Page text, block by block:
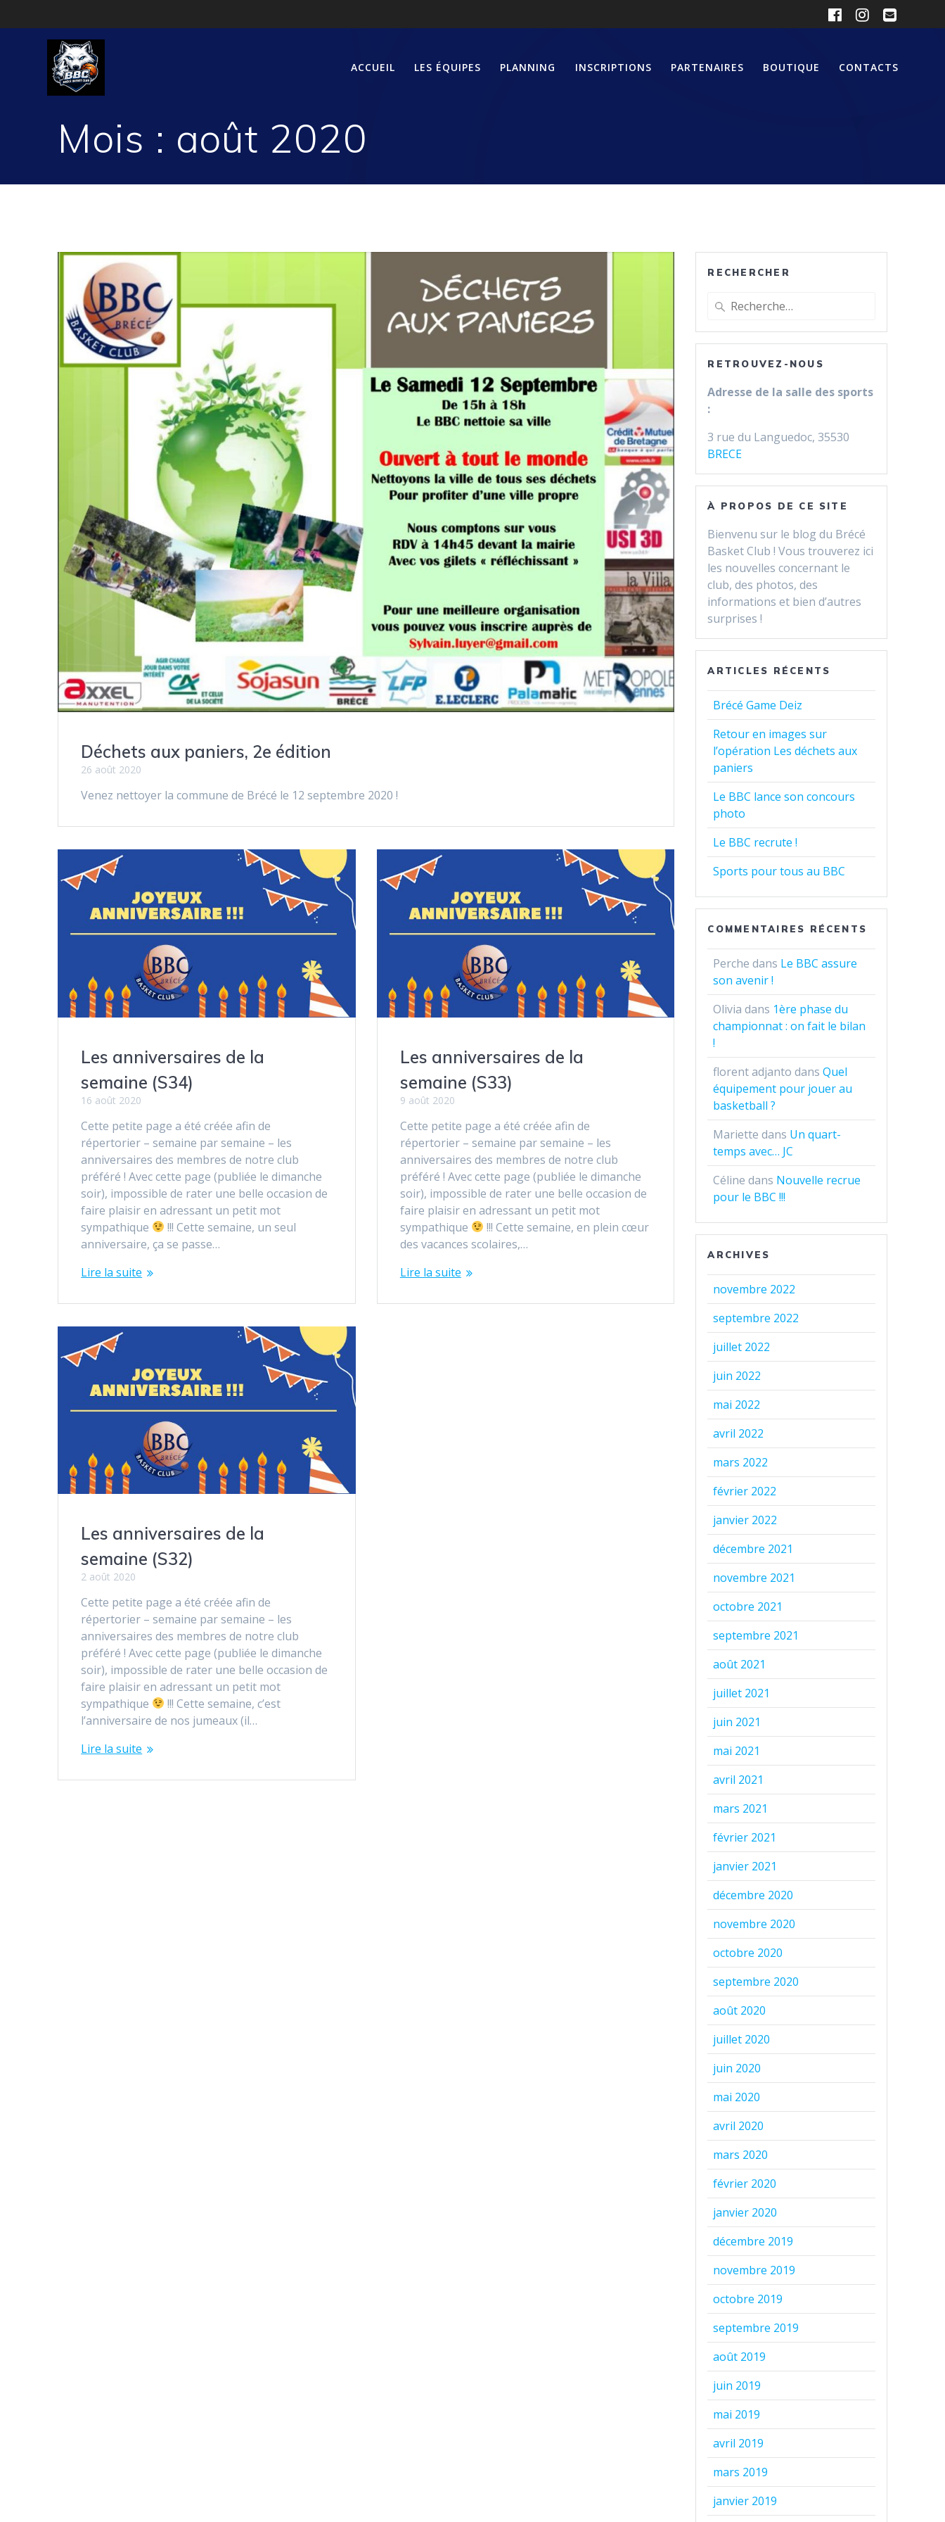
au
ACCUEIL LES ÉQUIPES PLANNING INSCRIPTIONS PARTENAIRES BOUTIQUE CONTACTS
Mois : août 2020
Déchets aux paniers, 2e édition
26 août 2020
Venez nettoyer la commune de Brécé le 12 septembre 2020 !
Les anniversaires de la
semaine (S34)
16 août 2020
Cette petite page a été créée afin de
répertorier – semaine par semaine – les
anniversaires des membres de notre club
préféré ! Avec cette page (publiée le dimanche
soir), impossible de rater une belle occasion de
faire plaisir en adressant un petit mot
sympathique
!!! Cette semaine, un seul
anniversaire, ça se passe…
Lire la suite
Les anniversaires de la
semaine (S33)
9 août 2020
Cette petite page a été créée afin de
répertorier – semaine par semaine – les
anniversaires des membres de notre club
préféré ! Avec cette page (publiée le dimanche
soir), impossible de rater une belle occasion de
faire plaisir en adressant un petit mot
sympathique
!!! Cette semaine, en plein cœur
des vacances scolaires,…
Lire la suite
Les anniversaires de la
semaine (S32)
2 août 2020
Cette petite page a été créée afin de
répertorier – semaine par semaine – les
anniversaires des membres de notre club
préféré ! Avec cette page (publiée le dimanche
soir), impossible de rater une belle occasion de
faire plaisir en adressant un petit mot
sympathique
!!! Cette semaine, c’est
l’anniversaire de nos jumeaux (il…
Lire la suite
RECHERCHER
Recherche
pour
:
RETROUVEZ-NOUS
Adresse de la salle des sports
:
3 rue du Languedoc, 35530
BRECE
À PROPOS DE CE SITE
Bienvenu sur le blog du Brécé
Basket Club ! Vous trouverez ici
les nouvelles concernant le
club, des photos, des
informations et bien d’autres
surprises !
ARTICLES RÉCENTS
Brécé Game Deiz
Retour en images sur
l’opération Les déchets aux
paniers
Le BBC lance son concours
photo
Le BBC recrute !
Sports pour tous au BBC
COMMENTAIRES RÉCENTS
Perche dans Le BBC assure
son avenir !
Olivia dans 1ère phase du
championnat : on fait le bilan
!
florent adjanto dansQuel
équipement pour jouer au
basketball ?
Mariette dans Un quart-
temps avec… JC
Céline dans Nouvelle recrue
pour le BBC !!!
ARCHIVES
novembre 2022
septembre 2022
juillet 2022
juin 2022
mai 2022
avril 2022
mars 2022
février 2022
janvier 2022
décembre 2021
novembre 2021
octobre 2021
septembre 2021
août 2021
juillet 2021
juin 2021
mai 2021
avril 2021
mars 2021
février 2021
janvier 2021
décembre 2020
novembre 2020
octobre 2020
septembre 2020
août 2020
juillet 2020
juin 2020
mai 2020
avril 2020
mars 2020
février 2020
janvier 2020
décembre 2019
novembre 2019
octobre 2019
septembre 2019
août 2019
juin 2019
mai 2019
avril 2019
mars 2019
janvier 2019